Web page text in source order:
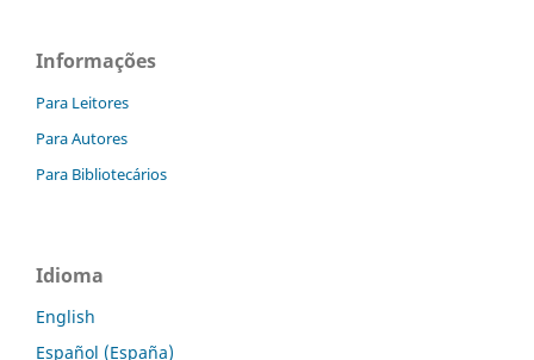
Informações
Para Leitores
Para Autores
Para Bibliotecários
Idioma
English
Español (España)